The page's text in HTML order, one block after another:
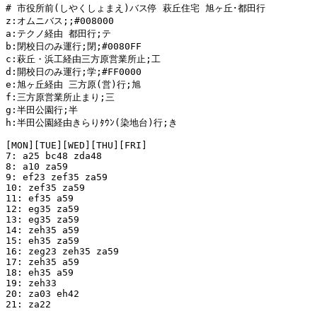
# 市役所前(しやくしょまえ)バス停 萩丘住宅 旭ヶ丘･都田行
z:オムニバス;;#008000
a:テクノ経由 都田行;テ
b:閉校日のみ運行;閉;#0080FF
c:萩丘・浜工経由三方原営業所止;工
d:開校日のみ運行;学;#FF0000
e:旭ヶ丘経由 三方原(営)行;旭
f:三方原営業所止まり;三
g:半田公園行;半
h:半田公園経由きらりﾀｳﾝ(染地台)行;き
[MON][TUE][WED][THU][FRI]
7: a25 bc48 zda48
8: a10 za59
9: ef23 zef35 za59
10: zef35 za59
11: ef35 a59
12: eg35 za59
13: eg35 za59
14: zeh35 a59
15: eh35 za59
16: zeg23 zeh35 za59
17: zeh35 a59
18: eh35 a59
19: zeh33
20: za03 eh42
21: za22